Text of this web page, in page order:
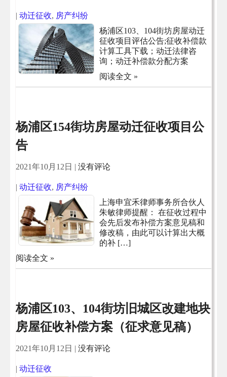
| 动迁征收, 房产纠纷
杨浦区103、104街坊房屋动迁
征收项目评估公告;征收补偿款
计算工具下载；动迁法律咨
询；动迁补偿款分配方案
阅读全文 »
杨浦区154街坊房屋动迁征收项目公
告
2021年10月12日 | 没有评论
| 动迁征收, 房产纠纷
上海申宜禾律师事务所合伙人
朱敏律师提醒： 在征收过程中
会先后发布补偿方案意见稿和
修改稿，由此可以计算出大概
的补 […]
阅读全文 »
杨浦区103、104街坊旧城区改建地块
房屋征收补偿方案（征求意见稿）
2021年10月12日 | 没有评论
| 动迁征收